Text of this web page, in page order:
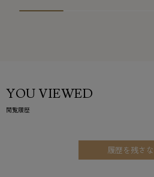
YOU VIEWED
閲覧履歴
履歴を残さ